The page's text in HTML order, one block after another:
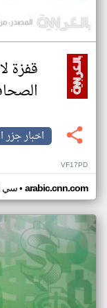
قفزة
اخبار جزر
VF17PD
سي• arabic.cnn.com